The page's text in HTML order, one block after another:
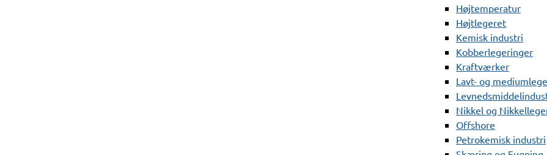
Højtemperatur
Højtlegeret
Kemisk industri
Kobberlegeringer
Kraftværker
Lavt- og
Nikkel og
Offshore
Petrokemisk industri